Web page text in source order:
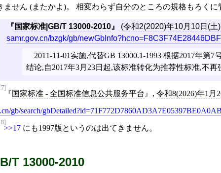
ません (またかよ)。 相変わらず自分のところの規格もろく
国家标准|GB/T 13000-2010 (令和2(2020)年10月10日(土
samr.gov.cn/bzgk/gb/
2011-11-01实施,代替GB 13000.1-1993 根据2017年第
结论,自2017年3月23日起,该标准转化为推荐性标准,不再
国家标准 - 全国标准信息公共服务平台 , 令和8(2026)年1月
gb/search/
>>17 にも1997版というのは出てきません。
T 13000-2010